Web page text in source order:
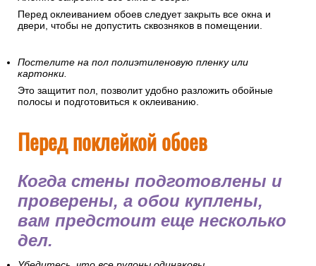
Перед оклеиванием обоев следует закрыть все окна и
двери, чтобы не допустить сквозняков в помещении.
Постелите на пол полиэтиленовую пленку или
картонки.
Это защитит пол, позволит удобно разложить обойные
полосы и подготовиться к оклеиванию.
Перед поклейкой обоев
Когда стены подготовлены и
проверены, а обои куплены,
вам предстоит еще несколько
дел.